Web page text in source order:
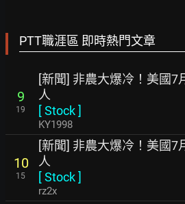
PTT職涯區 即時熱門文章
9
19
[新聞] 非農大爆冷！美國7
人
[Stock]
KY1998
10
15
[新聞] 非農大爆冷！美國7
人
[Stock]
rz2x